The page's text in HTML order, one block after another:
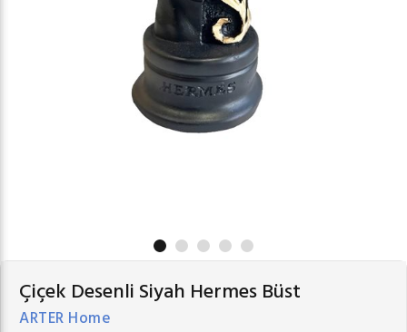
Çiçek Desenli Siyah Hermes Büst
ARTER Home